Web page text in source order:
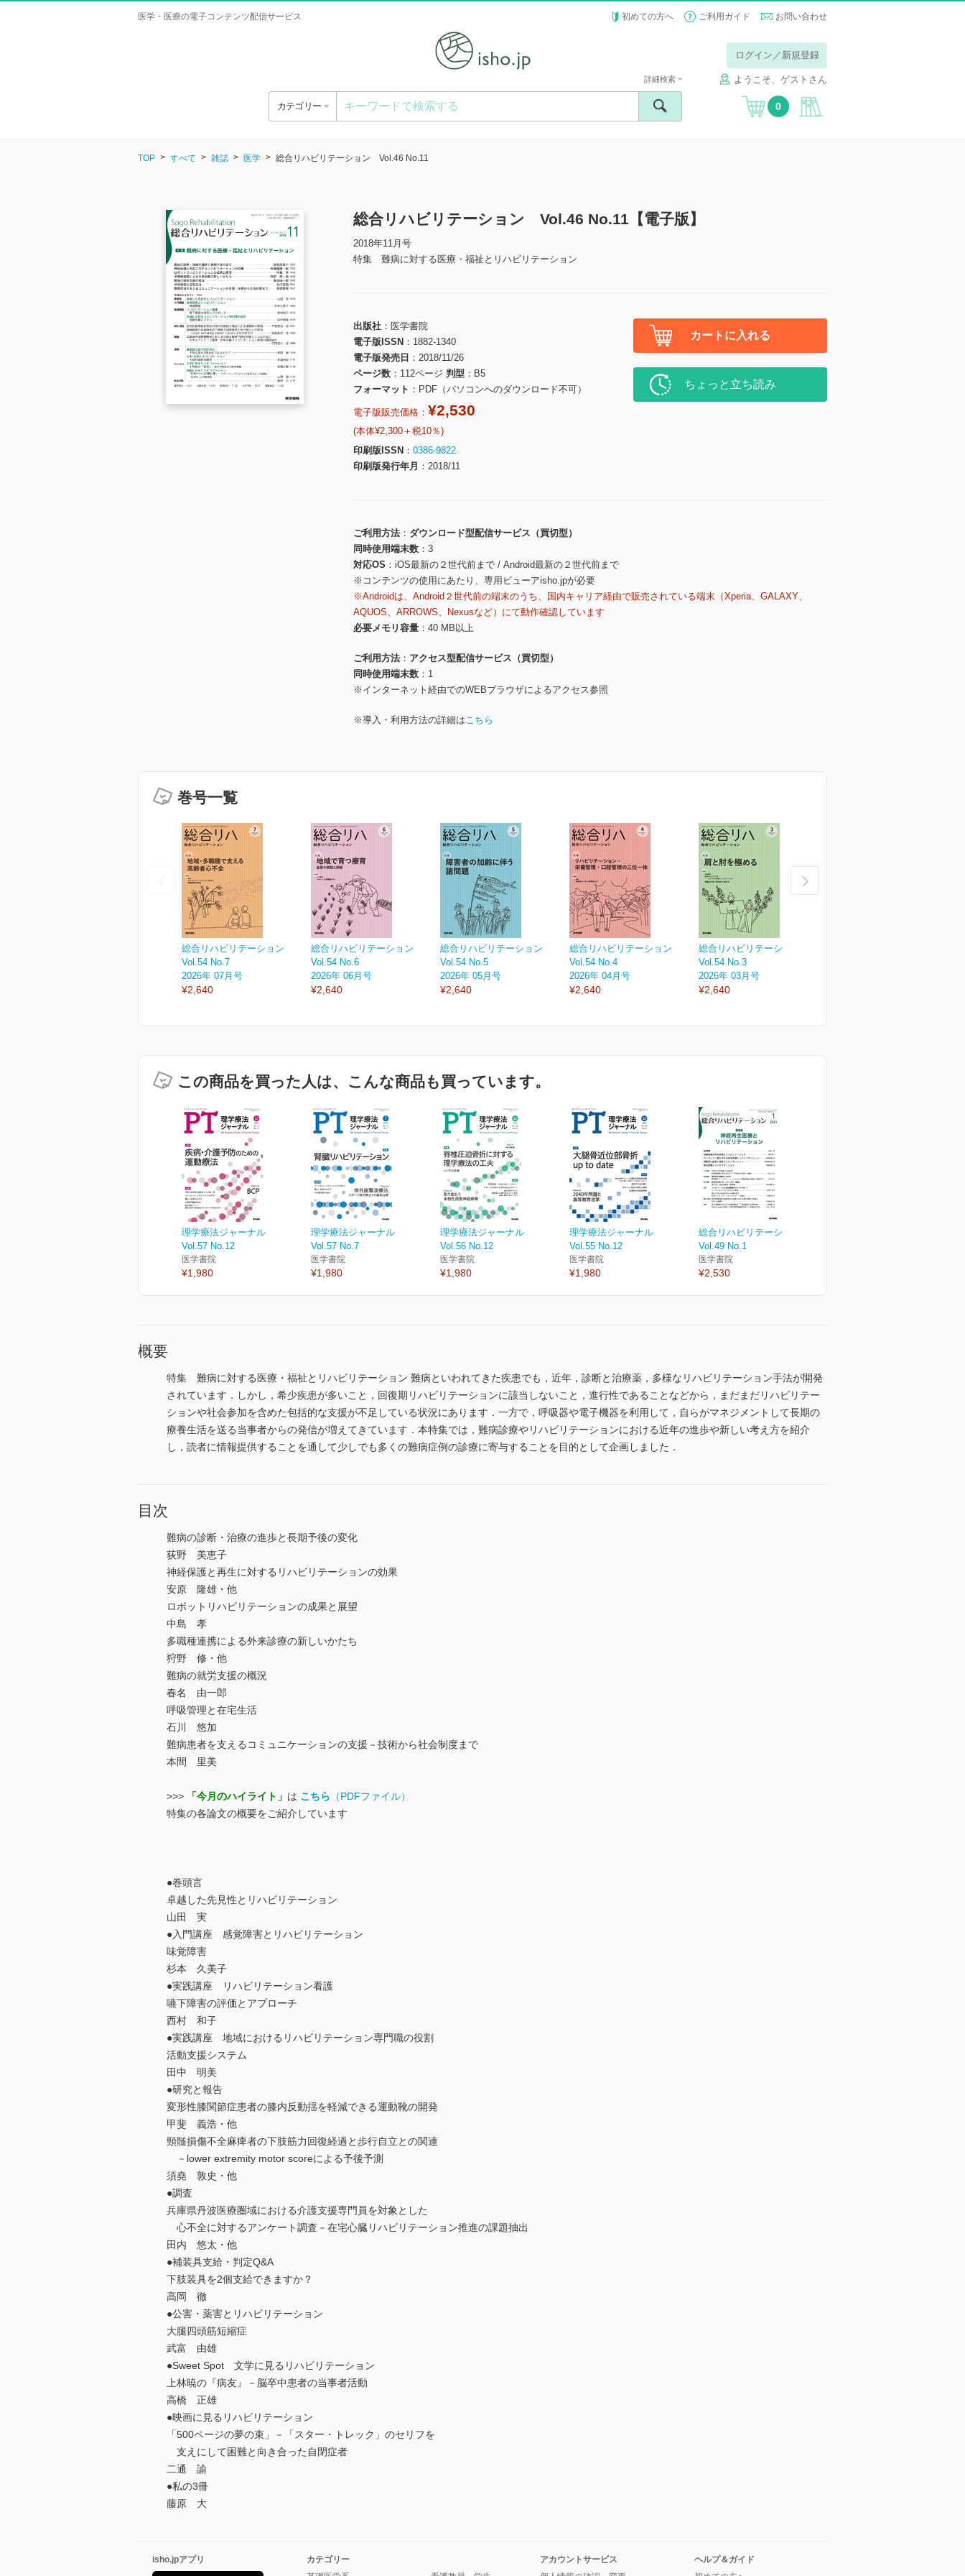
医学・医療の電子コンテンツ配信サービス 初めての方へ ご利用ガイド お問い合わせ
ログイン／新規登録
ようこそ、ゲストさん
カテゴリー
詳細検索
0
TOP すべて 雑誌 医学 総合リハビリテーション Vol.46 No.11
総合リハビリテーション Vol.46 No.11【電子版】
2018年11月号
特集 難病に対する医療・福祉とリハビリテーション
出版社
医学書院
電子版ISSN
1882-1340
電子版発売日
2018/11/26
ページ数
112ページ 判型
B5
フォーマット
PDF（パソコンへのダウンロード不可）
電子版販売価格： ¥2,530
(本体¥2,300＋税10％)
印刷版ISSN
0386-9822
印刷版発行年月
2018/11
カートに入れる
ちょっと立ち読み
ご利用方法
ダウンロード型配信サービス（買切型）
同時使用端末数
3
対応OS
iOS最新の２世代前まで / Android最新の２世代前まで
※コンテンツの使用にあたり、専用ビューアisho.jpが必要
※Androidは、Android２世代前の端末のうち、国内キャリア経由で販売されている端末（Xperia、GALAXY、
AQUOS、ARROWS、Nexusなど）にて動作確認しています
必要メモリ容量
40 MB以上
ご利用方法
アクセス型配信サービス（買切型）
同時使用端末数
1
※インターネット経由でのWEBブラウザによるアクセス参照
※導入・利用方法の詳細はこちら
巻号一覧
総合リハビリテーション
Vol.54 No.7
2026年 07月号
¥2,640
総合リハビリテーション
Vol.54 No.6
2026年 06月号
¥2,640
総合リハビリテーション
Vol.54 No.5
2026年 05月号
¥2,640
総合リハビリテーション
Vol.54 No.4
2026年 04月号
¥2,640
総合リハビリテーション
Vol.54 No.3
2026年 03月号
¥2,640
この商品を買った人は、こんな商品も買っています。
理学療法ジャーナル
Vol.57 No.12
医学書院
¥1,980
理学療法ジャーナル
Vol.57 No.7
医学書院
¥1,980
理学療法ジャーナル
Vol.56 No.12
医学書院
¥1,980
理学療法ジャーナル
Vol.55 No.12
医学書院
¥1,980
総合リハビリテーション
Vol.49 No.1
医学書院
¥2,530
概要
特集 難病に対する医療・福祉とリハビリテーション 難病といわれてきた疾患でも，近年，診断と治療薬，多様なリハビリテーション手法が開発
されています．しかし，希少疾患が多いこと，回復期リハビリテーションに該当しないこと，進行性であることなどから，まだまだリハビリテー
ションや社会参加を含めた包括的な支援が不足している状況にあります．一方で，呼吸器や電子機器を利用して，自らがマネジメントして長期の
療養生活を送る当事者からの発信が増えてきています．本特集では，難病診療やリハビリテーションにおける近年の進歩や新しい考え方を紹介
し，読者に情報提供することを通して少しでも多くの難病症例の診療に寄与することを目的として企画しました．
目次
難病の診断・治療の進歩と長期予後の変化
荻野 美恵子
神経保護と再生に対するリハビリテーションの効果
安原 隆雄・他
ロボットリハビリテーションの成果と展望
中島 孝
多職種連携による外来診療の新しいかたち
狩野 修・他
難病の就労支援の概況
春名 由一郎
呼吸管理と在宅生活
石川 悠加
難病患者を支えるコミュニケーションの支援－技術から社会制度まで
本間 里美
>>> 「今月のハイライト」 は こちら （PDFファイル）
特集の各論文の概要をご紹介しています
●巻頭言
卓越した先見性とリハビリテーション
山田 実
●入門講座 感覚障害とリハビリテーション
味覚障害
杉本 久美子
●実践講座 リハビリテーション看護
嚥下障害の評価とアプローチ
西村 和子
●実践講座 地域におけるリハビリテーション専門職の役割
活動支援システム
田中 明美
●研究と報告
変形性膝関節症患者の膝内反動揺を軽減できる運動靴の開発
甲斐 義浩・他
頸髄損傷不全麻痺者の下肢筋力回復経過と歩行自立との関連
－lower extremity motor scoreによる予後予測
須堯 敦史・他
●調査
兵庫県丹波医療圏域における介護支援専門員を対象とした
心不全に対するアンケート調査－在宅心臓リハビリテーション推進の課題抽出
田内 悠太・他
●補装具支給・判定Q&A
下肢装具を2個支給できますか？
高岡 徹
●公害・薬害とリハビリテーション
大腿四頭筋短縮症
武富 由雄
●Sweet Spot 文学に見るリハビリテーション
上林暁の『病友』－脳卒中患者の当事者活動
高橋 正雄
●映画に見るリハビリテーション
「500ページの夢の束」－「スター・トレック」のセリフを
支えにして困難と向き合った自閉症者
二通 諭
●私の3冊
藤原 大
isho.jpアプリ
カテゴリー
アカウントサービス
ヘルプ＆ガイド